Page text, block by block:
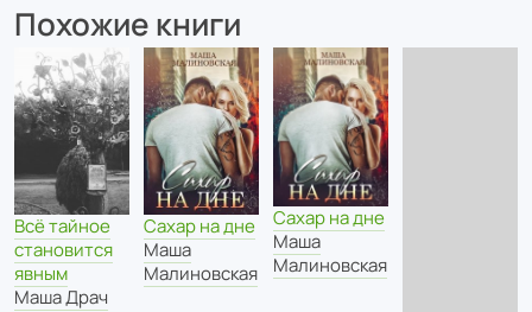
Похожие книги
Всё тайное
становится
явным
Маша Драч
Сахар на дне
Маша
Малиновская
Сахар на дне
Маша
Малиновская